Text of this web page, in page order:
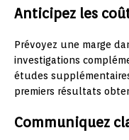
Anticipez les
Prévoyez une marge
investigations
études
premiers résultats
Communiquez